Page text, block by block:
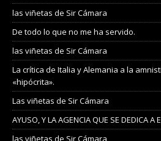
las viñetas de Sir Cámara
De todo lo que no me ha servido.
las viñetas de Sir Cámara
La crítica de Italia y Alemania a la
«hipócrita».
Las viñetas de Sir Cámara
AYUSO, Y LA AGENCIA QUE SE DEDICA A
las viñetas de Sir Cámara